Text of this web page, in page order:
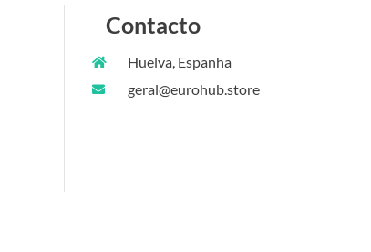
Contacto
Huelva, Espanha
geral@eurohub.store